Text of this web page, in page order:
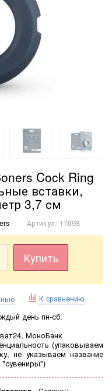
Cock Ring
вставки,
3,7 см
Артикул: 17698
Купить
К сравнению
день пн-сб.
МоноБанк
(упаковываем
не указываем название
"сувениры")